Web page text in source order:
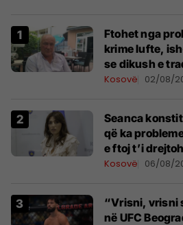
Ftohet nga
krime lufte,
se dikush e
Kosovë 02/08/
Seanca
që ka
e ftoj t’i
Kosovë 06/08/
“Vrisni, vrisni
në UFC